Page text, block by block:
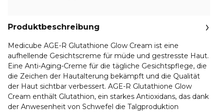
Produktbeschreibung
Medicube AGE-R Glutathione Glow Cream ist eine
aufhellende Gesichtscreme für müde und gestresste Haut.
Eine Anti-Aging-Creme für die tägliche Gesichtspflege, die
die Zeichen der Hautalterung bekämpft und die Qualität
der Haut sichtbar verbessert. AGE-R Glutathione Glow
Cream enthält Glutathion, ein starkes Antioxidans, das dank
der Anwesenheit von Schwefel die Talgproduktion